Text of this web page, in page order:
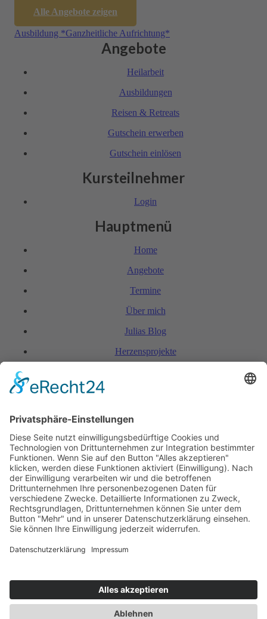
Alle Angebote zeigen
Ausbil­dung *Ganzheitliche Aufrichtung*
Angebote
Heil­arbeit
Ausbil­dungen
Reisen & Retreats
Gutschein erwerben
Gutschein einlösen
Kursteilnehmer
Login
Hauptmenü
Home
Angebote
Termine
Über mich
Julias Blog
Herzensprojekte
Rechtliches
Hinweis zur Heilarbeit
Daten­schutz­er­klärung
Impressum
Spendenkonto Indien
Indienreise 2027
Kontakt
+423 798 85 78
Julia Seegebarth
*SeelenWesenBewusstSein*
Feldstrasse 3A